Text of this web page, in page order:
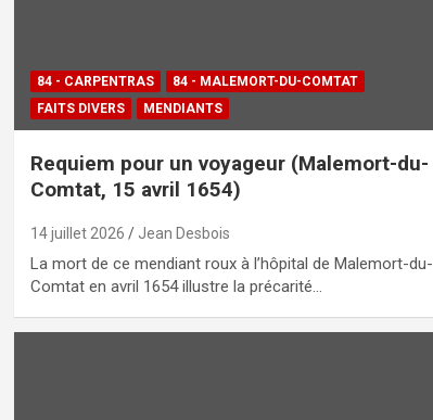
84 - CARPENTRAS
84 - MALEMORT-DU-COMTAT
FAITS DIVERS
MENDIANTS
Requiem pour un voyageur (Malemort-du-
Comtat, 15 avril 1654)
14 juillet 2026 Jean Desbois
La mort de ce mendiant roux à l’hôpital de Malemort-du-
Comtat en avril 1654 illustre la précarité…